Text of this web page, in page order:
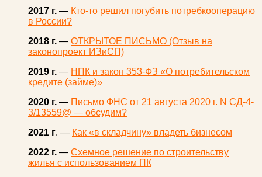
2017 г. — Кто-то решил погубить потребкооперацию
в России?
2018 г. — ОТКРЫТОЕ ПИСЬМО (Отзыв на
законопроект ИЗиСП)
2019 г. — НПК и закон 353-ФЗ «О потребительском
кредите (займе)»
2020 г. — Письмо ФНС от 21 августа 2020 г. N СД-4-
3/13559@ — обсудим?
2021 г. — Как «в складчину» владеть бизнесом
2022 г. — Схемное решение по строительству
жилья с использованием ПК